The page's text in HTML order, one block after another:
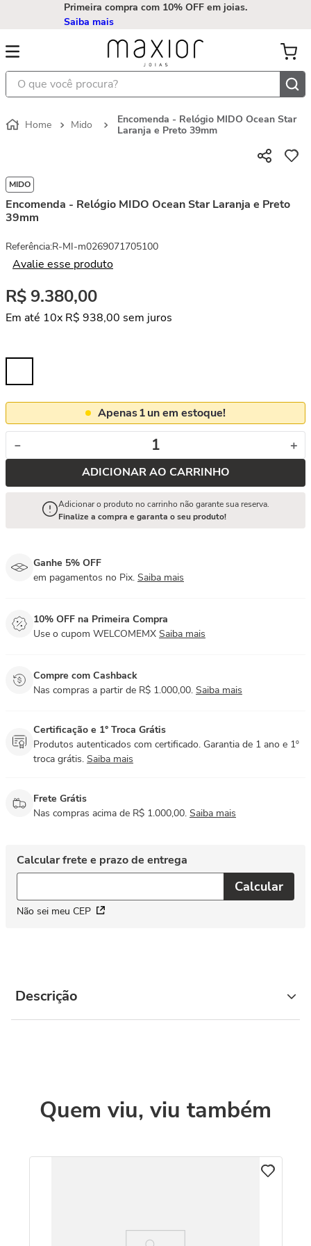
Primeira compra com 10% OFF em joias.
Saiba mais
O que você procura?
Mido
Encomenda - Relógio MIDO Ocean Star
Laranja e Preto 39mm
MIDO
Encomenda - Relógio MIDO Ocean Star Laranja e Preto
39mm
Referência:R-MI-m0269071705100
Avalie esse produto
R$ 9.380,00
Em até 10x R$ 938,00 sem juros
Apenas1un em estoque!
＋
－
ADICIONAR AO CARRINHO
Adicionar o produto no carrinho não garante sua reserva.
Finalize a compra e garanta o seu produto!
Ganhe 5% OFF
em pagamentos no Pix. Saiba mais
10% OFF na Primeira Compra
Use o cupom WELCOMEMX Saiba mais
Compre com Cashback
Nas compras a partir de R$ 1.000,00. Saiba mais
Certificação e 1° Troca Grátis
Produtos autenticados com certificado. Garantia de 1 ano e 1º
troca grátis. Saiba mais
Frete Grátis
Nas compras acima de R$ 1.000,00. Saiba mais
Não sei meu CEP
Descrição
Quem viu, viu também